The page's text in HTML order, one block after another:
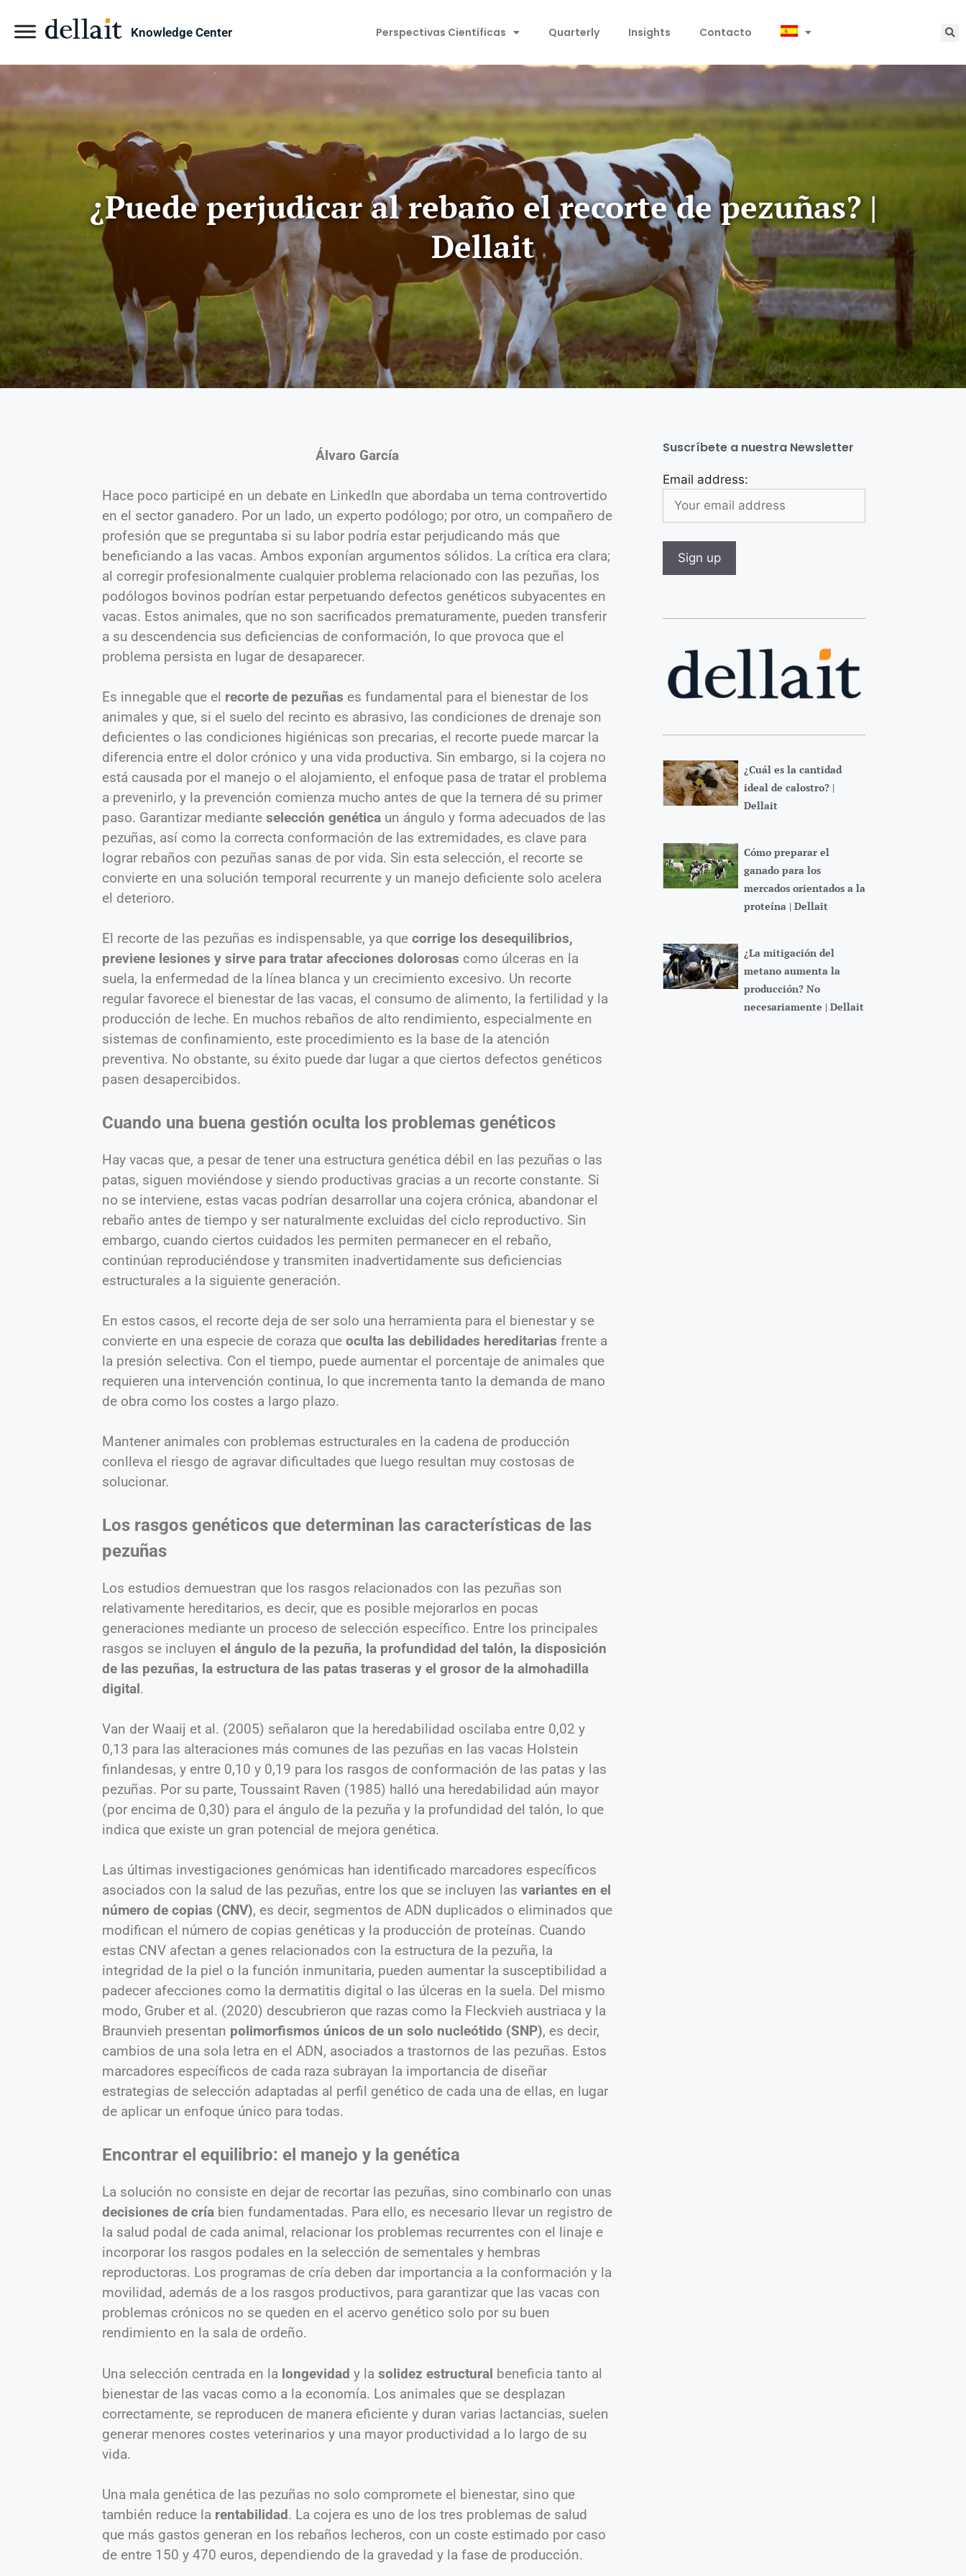
Knowledge Center Perspectivas Científicas Quarterly Insights Contacto
¿Puede perjudicar al rebaño el recorte de pezuñas? |
Dellait
Álvaro García
Hace poco participé en un debate en LinkedIn que abordaba un tema controvertido
en el sector ganadero. Por un lado, un experto podólogo; por otro, un compañero de
profesión que se preguntaba si su labor podría estar perjudicando más que
beneficiando a las vacas. Ambos exponían argumentos sólidos. La crítica era clara;
al corregir profesionalmente cualquier problema relacionado con las pezuñas, los
podólogos bovinos podrían estar perpetuando defectos genéticos subyacentes en
vacas. Estos animales, que no son sacrificados prematuramente, pueden transferir
a su descendencia sus deficiencias de conformación, lo que provoca que el
problema persista en lugar de desaparecer.
Es innegable que el recorte de pezuñas es fundamental para el bienestar de los
animales y que, si el suelo del recinto es abrasivo, las condiciones de drenaje son
deficientes o las condiciones higiénicas son precarias, el recorte puede marcar la
diferencia entre el dolor crónico y una vida productiva. Sin embargo, si la cojera no
está causada por el manejo o el alojamiento, el enfoque pasa de tratar el problema
a prevenirlo, y la prevención comienza mucho antes de que la ternera dé su primer
paso. Garantizar mediante selección genética un ángulo y forma adecuados de las
pezuñas, así como la correcta conformación de las extremidades, es clave para
lograr rebaños con pezuñas sanas de por vida. Sin esta selección, el recorte se
convierte en una solución temporal recurrente y un manejo deficiente solo acelera
el deterioro.
El recorte de las pezuñas es indispensable, ya que corrige los desequilibrios,
previene lesiones y sirve para tratar afecciones dolorosas como úlceras en la
suela, la enfermedad de la línea blanca y un crecimiento excesivo. Un recorte
regular favorece el bienestar de las vacas, el consumo de alimento, la fertilidad y la
producción de leche. En muchos rebaños de alto rendimiento, especialmente en
sistemas de confinamiento, este procedimiento es la base de la atención
preventiva. No obstante, su éxito puede dar lugar a que ciertos defectos genéticos
pasen desapercibidos.
Cuando una buena gestión oculta los problemas genéticos
Hay vacas que, a pesar de tener una estructura genética débil en las pezuñas o las
patas, siguen moviéndose y siendo productivas gracias a un recorte constante. Si
no se interviene, estas vacas podrían desarrollar una cojera crónica, abandonar el
rebaño antes de tiempo y ser naturalmente excluidas del ciclo reproductivo. Sin
embargo, cuando ciertos cuidados les permiten permanecer en el rebaño,
continúan reproduciéndose y transmiten inadvertidamente sus deficiencias
estructurales a la siguiente generación.
En estos casos, el recorte deja de ser solo una herramienta para el bienestar y se
convierte en una especie de coraza que oculta las debilidades hereditarias frente a
la presión selectiva. Con el tiempo, puede aumentar el porcentaje de animales que
requieren una intervención continua, lo que incrementa tanto la demanda de mano
de obra como los costes a largo plazo.
Mantener animales con problemas estructurales en la cadena de producción
conlleva el riesgo de agravar dificultades que luego resultan muy costosas de
solucionar.
Los rasgos genéticos que determinan las características de las
pezuñas
Los estudios demuestran que los rasgos relacionados con las pezuñas son
relativamente hereditarios, es decir, que es posible mejorarlos en pocas
generaciones mediante un proceso de selección específico. Entre los principales
rasgos se incluyen el ángulo de la pezuña, la profundidad del talón, la disposición
de las pezuñas, la estructura de las patas traseras y el grosor de la almohadilla
digital .
Van der Waaij et al. (2005) señalaron que la heredabilidad oscilaba entre 0,02 y
0,13 para las alteraciones más comunes de las pezuñas en las vacas Holstein
finlandesas, y entre 0,10 y 0,19 para los rasgos de conformación de las patas y las
pezuñas. Por su parte, Toussaint Raven (1985) halló una heredabilidad aún mayor
(por encima de 0,30) para el ángulo de la pezuña y la profundidad del talón, lo que
indica que existe un gran potencial de mejora genética.
Las últimas investigaciones genómicas han identificado marcadores específicos
asociados con la salud de las pezuñas, entre los que se incluyen las variantes en el
número de copias (CNV), es decir, segmentos de ADN duplicados o eliminados que
modifican el número de copias genéticas y la producción de proteínas. Cuando
estas CNV afectan a genes relacionados con la estructura de la pezuña, la
integridad de la piel o la función inmunitaria, pueden aumentar la susceptibilidad a
padecer afecciones como la dermatitis digital o las úlceras en la suela. Del mismo
modo, Gruber et al. (2020) descubrieron que razas como la Fleckvieh austriaca y la
Braunvieh presentan polimorfismos únicos de un solo nucleótido (SNP), es decir,
cambios de una sola letra en el ADN, asociados a trastornos de las pezuñas. Estos
marcadores específicos de cada raza subrayan la importancia de diseñar
estrategias de selección adaptadas al perfil genético de cada una de ellas, en lugar
de aplicar un enfoque único para todas.
Encontrar el equilibrio: el manejo y la genética
La solución no consiste en dejar de recortar las pezuñas, sino combinarlo con unas
decisiones de cría bien fundamentadas. Para ello, es necesario llevar un registro de
la salud podal de cada animal, relacionar los problemas recurrentes con el linaje e
incorporar los rasgos podales en la selección de sementales y hembras
reproductoras. Los programas de cría deben dar importancia a la conformación y la
movilidad, además de a los rasgos productivos, para garantizar que las vacas con
problemas crónicos no se queden en el acervo genético solo por su buen
rendimiento en la sala de ordeño.
Una selección centrada en la longevidad y la solidez estructural beneficia tanto al
bienestar de las vacas como a la economía. Los animales que se desplazan
correctamente, se reproducen de manera eficiente y duran varias lactancias, suelen
generar menores costes veterinarios y una mayor productividad a lo largo de su
vida.
Una mala genética de las pezuñas no solo compromete el bienestar, sino que
también reduce la rentabilidad. La cojera es uno de los tres problemas de salud
que más gastos generan en los rebaños lecheros, con un coste estimado por caso
de entre 150 y 470 euros, dependiendo de la gravedad y la fase de producción.
Suscríbete a nuestra Newsletter
Email address:
¿Cuál es la cantidad
ideal de calostro? |
Dellait
Cómo preparar el
ganado para los
mercados orientados a la
proteína | Dellait
¿La mitigación del
metano aumenta la
producción? No
necesariamente | Dellait